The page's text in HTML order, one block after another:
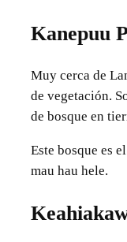
Kanepuu
Muy cerca de
de vegetación.
de bosque en
Este bosque es
mau hau hele.